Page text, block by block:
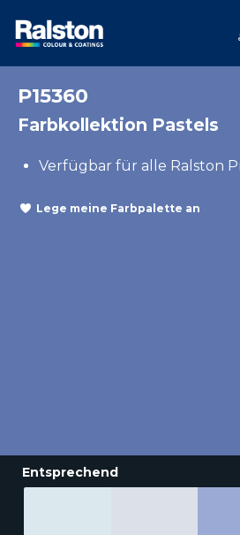
P15360
Farbkollektion Pastels
Verfügbar für alle Ralston
Lege meine Farbpalette an
Entsprechend